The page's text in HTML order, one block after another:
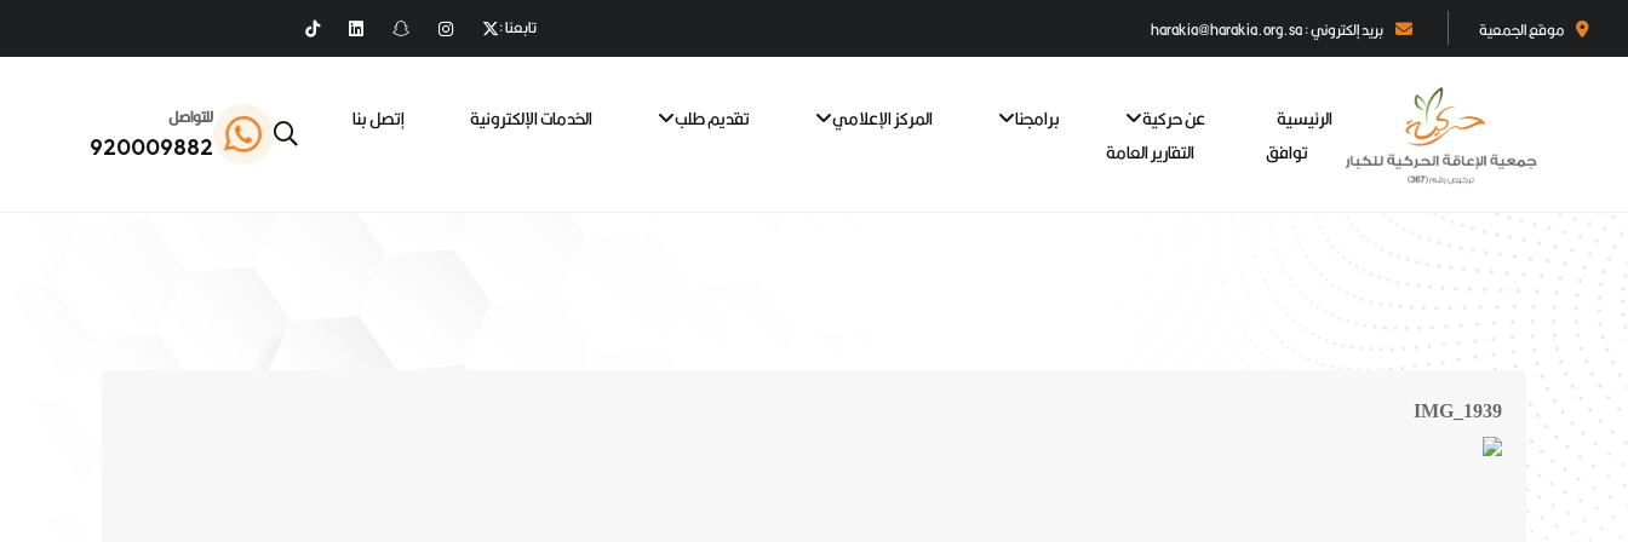
موقع الجمعية بريد إلكتروني : harakia@harakia.org.sa تابعنا :
الرئيسية عن حركية برامجنا المركز الإعلامي تقديم طلب الخدمات الإلكترونية
إتصل بنا
توافق
التقارير العامة
للتواصل
920009882
IMG_1939